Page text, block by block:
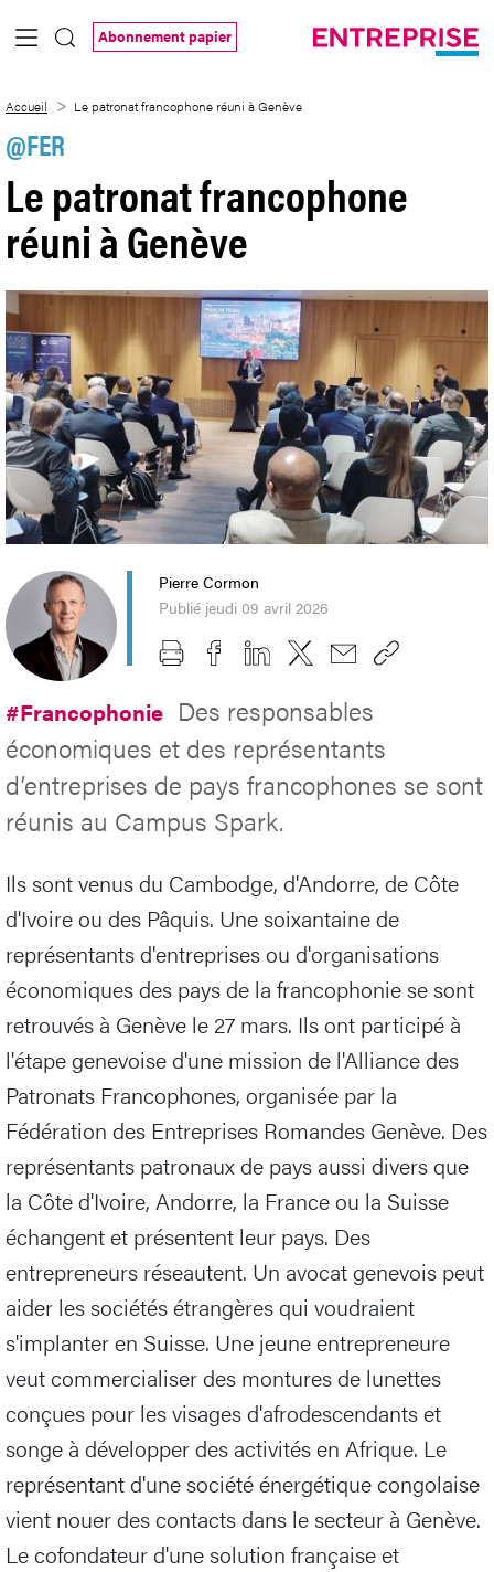
Saut au contenu principal
Abonnement papier
Accueil Le patronat francophone réuni à Genève
@FER
Le patronat francophone
réuni à Genève
Pierre Cormon
Publié jeudi 09 avril 2026
#Francophonie Des responsables
économiques et des représentants
d’entreprises de pays francophones se sont
réunis au Campus Spark.
Ils sont venus du Cambodge, d'Andorre, de Côte
d'Ivoire ou des Pâquis. Une soixantaine de
représentants d'entreprises ou d'organisations
économiques des pays de la francophonie se sont
retrouvés à Genève le 27 mars. Ils ont participé à
l'étape genevoise d'une mission de l'Alliance des
Patronats Francophones, organisée par la
Fédération des Entreprises Romandes Genève. Des
représentants patronaux de pays aussi divers que
la Côte d'Ivoire, Andorre, la France ou la Suisse
échangent et présentent leur pays. Des
entrepreneurs réseautent. Un avocat genevois peut
aider les sociétés étrangères qui voudraient
s'implanter en Suisse. Une jeune entrepreneure
veut commercialiser des montures de lunettes
conçues pour les visages d'afrodescendants et
songe à développer des activités en Afrique. Le
représentant d'une société énergétique congolaise
vient nouer des contacts dans le secteur à Genève.
Le cofondateur d'une solution française et